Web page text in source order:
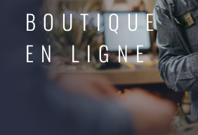
BOUTIQUE
EN LIGNE